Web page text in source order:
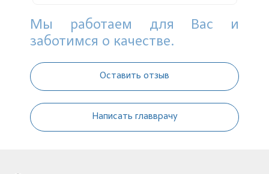
Мы работаем для Вас и
заботимся о качестве.
Оставить отзыв
Написать главврачу